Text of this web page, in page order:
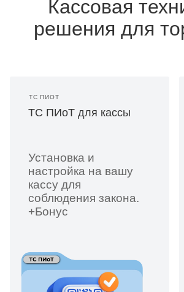
Кассовая
решения для
ТС ПИОТ
ТС ПИоТ для кассы
Установка и
настройка на вашу
кассу для
соблюдения закона.
+Бонус